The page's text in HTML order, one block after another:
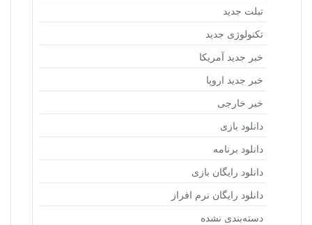
تبلت جدید
تکنولوژی جدید
خبر جدید آمریکا
خبر جدید اروپا
خبر خارجی
دانلود بازی
دانلود برنامه
دانلود رایگان بازی
دانلود رایگان نرم افراز
دسته‌بندی نشده